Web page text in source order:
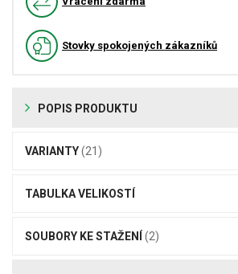
Stovky spokojených zákazníků
POPIS PRODUKTU
VARIANTY(21)
TABULKA VELIKOSTÍ
SOUBORY KE STAŽENÍ (2)